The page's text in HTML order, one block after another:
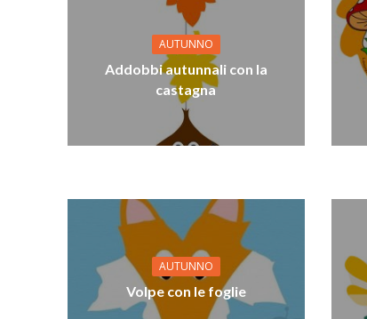
AUTUNNO
Addobbi autunnali con la
castagna
AUTUNNO
Volpe con le foglie